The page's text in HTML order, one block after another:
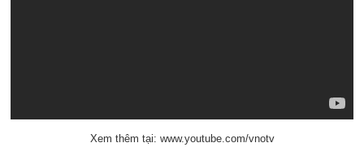
Xem thêm tại: www.youtube.com/vnotv